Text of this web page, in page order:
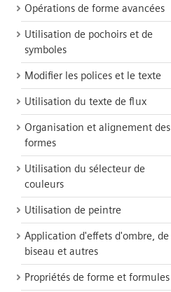
Opérations de forme avancées
Utilisation de pochoirs et de
symboles
Modifier les polices et le texte
Utilisation du texte de flux
Organisation et alignement des
formes
Utilisation du sélecteur de
couleurs
Utilisation de peintre
Application d'effets d'ombre, de
biseau et autres
Propriétés de forme et formules